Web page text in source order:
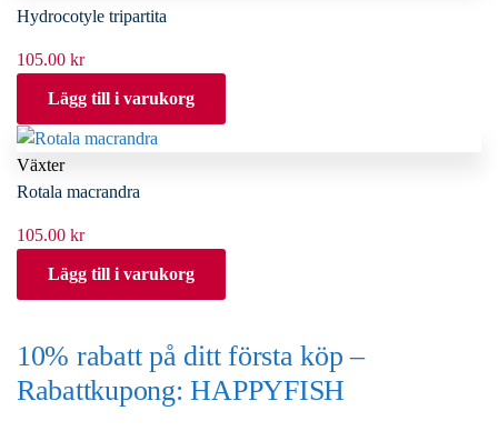
Hydrocotyle tripartita
105.00 kr
Lägg till i varukorg
Växter
Rotala macrandra
105.00 kr
Lägg till i varukorg
10% rabatt på ditt första köp –
Rabattkupong: HAPPYFISH